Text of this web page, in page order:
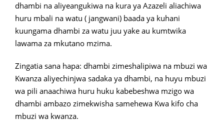
dhambi na aliyeangukiwa na kura ya Azazeli aliachiwa
huru mbali na watu ( jangwani) baada ya kuhani
kuungama dhambi za watu juu yake au kumtwika
lawama za mkutano mzima.
Zingatia sana hapa: dhambi zimeshalipiwa na mbuzi wa
Kwanza aliyechinjwa sadaka ya dhambi, na huyu mbuzi
wa pili anaachiwa huru huku kabebeshwa mzigo wa
dhambi ambazo zimekwisha samehewa Kwa kifo cha
mbuzi wa kwanza.